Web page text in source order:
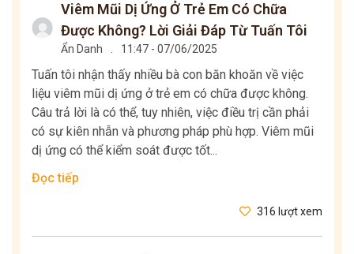
Viêm Mũi Dị Ứng Ở Trẻ Em Có Chữa
Được Không? Lời Giải Đáp Từ Tuấn Tôi
Ẩn Danh . 11:47 - 07/06/2025
Tuấn tôi nhận thấy nhiều bà con băn khoăn về việc
liệu viêm mũi dị ứng ở trẻ em có chữa được không.
Câu trả lời là có thể, tuy nhiên, việc điều trị cần phải
có sự kiên nhẫn và phương pháp phù hợp. Viêm mũi
dị ứng có thể kiểm soát được tốt...
Đọc tiếp
316 lượt xem